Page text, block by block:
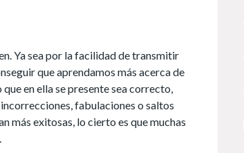
Ya sea por la facilidad de transmitir
que aprendamos más acerca de
en ella se presente sea correcto,
fabulaciones o saltos
más exitosas, lo cierto es que muchas